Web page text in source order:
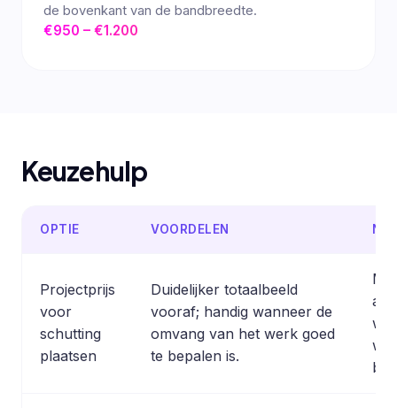
de bovenkant van de bandbreedte.
€950 – €1.200
Keuzehulp
OPTIE VOORDELEN
Projectprijs
voor
schutting
plaatsen
Duidelijker totaalbeeld
vooraf; handig wanneer de
omvang van het werk goed
te bepalen is.
als